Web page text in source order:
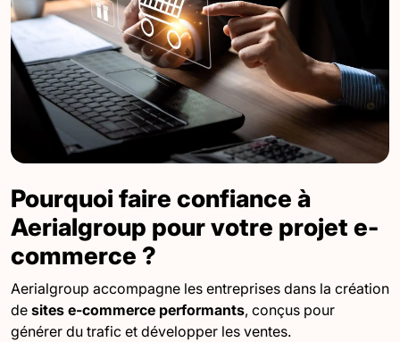
Pourquoi faire confiance à
Aerialgroup pour votre projet e-
commerce ?
Aerialgroup accompagne les entreprises dans la création
de sites e-commerce performants, conçus pour
générer du trafic et développer les ventes.